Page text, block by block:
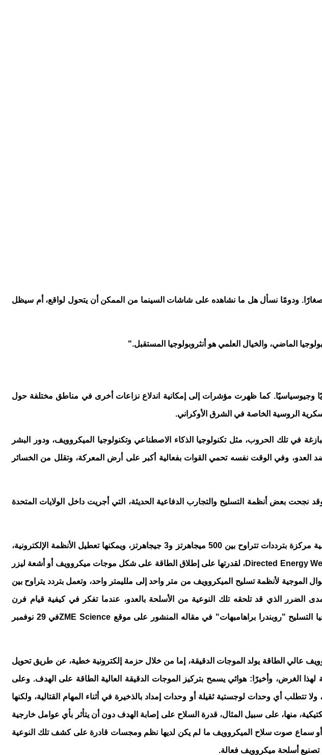
ودومًا نسأل هل ما نشاهده على شاشات السينما من الممكن أن يتحول لواقع، أم سيظل
الماضي، والخيال العلمي هو أنثروبولوجيا المستقبل."
صفيح ساخن، أمنيًا وسياسيًا واقتصاديًا وجيوسياسيًا. كما ظهرت مؤشرات إلى إمكانية اندلاع نزاعات أخرى في مناطق مختلفة حول
الروسية الخاصة في الشرق الأوكراني.
في تلك الحروب، مثل تكنولوجيا الذكاء الاصطناعي وتكنولوجيا الميكروويف، ودور البشر
ضد العدو، وفي الوقت نفسه تحمي القوات بفعالية أكبر على أرض المعركة، وتقلل من الخسائر
نجحت بعض أنظمة التسليح والتجارب الدفاعية الحديثة، التي أجريت داخل الولايات المتحدة
حزم طاقة كهرومغناطيسية مركزة بترددات تتراوح بين 500 ميجاهرتز و3 جيجاهرتز، ويمكنها تعطيل الأنظمة الإلكترونية،
Directed Energy، لقدرتها على إطلاق الطاقة على شكل موجات ميكروويف أو أشعة ليزر
لأنظمة تسليح الميكروويف من متر واحد إلى ملليمتر واحد، وتعمل بتردد يتراوح بين
تصور مدى الضرر الذي قد تلحقه تلك النوعية من الأسلحة بالعدو، عندما تفكر في كيفية قيام فرن
"روبندرا براهامبهات" في مقاله المنشور على موقعZME Science في 29 نوفمبر
عالي الطاقة يولد الموجات الدقيقة، إما من خلال حزمة إلكترونية خطية، عن طريق تحويل
الغرض، وأخيرًا: هوائي يسمح بتركيز الموجات الدقيقة العالية الطاقة على الهدف. وعلى
تتطلب أي وحدات لوجستية ثقيلة أو وحدات إمداد بالذخيرة في أثناء المهام القتالية، ولكنها
منها، على سبيل المثال، قدرة السلاح على إصابة الهدف دون أن يتأثر بأي عوامل خارجية
أو سماع صوت سلاح الميكروويف ما لم يكن لديها نظم ومجسات قادرة على كشف تلك النوعية
تصنيع أسلحة ميكروويف فعالة.